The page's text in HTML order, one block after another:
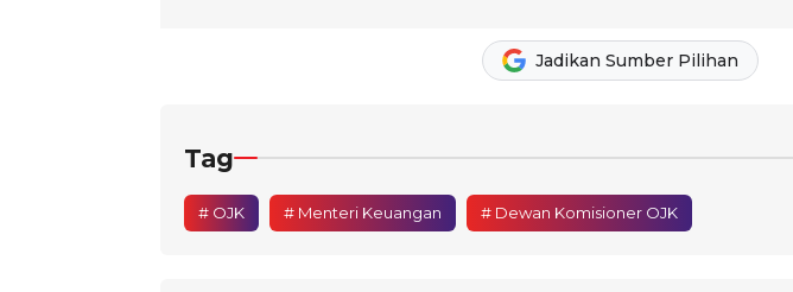
Jadikan Sumber Pilihan
Tag
# OJK # Menteri Keuangan # Dewan Komisioner OJK